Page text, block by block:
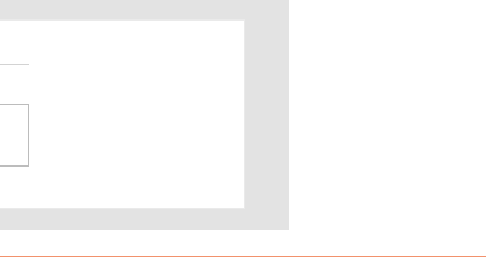
pour la
: un vrai métier